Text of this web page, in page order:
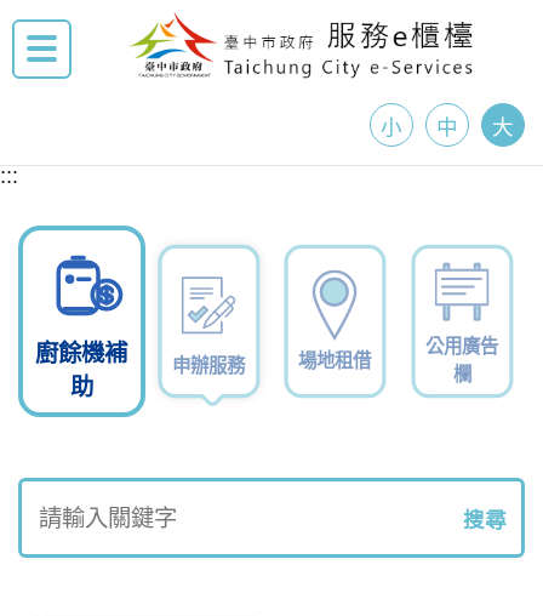
小 中 大
:::
廚餘機補
助
申辦服務 場地租借
公用廣告
欄
搜尋